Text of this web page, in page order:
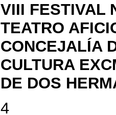
VIII FESTIVAL
TEATRO
CONCEJALÍA
CULTURA
DE DOS
4